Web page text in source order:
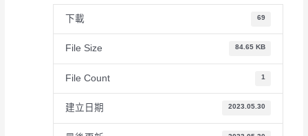
下載 69
File Size 84.65 KB
File Count 1
建立日期 2023.05.30